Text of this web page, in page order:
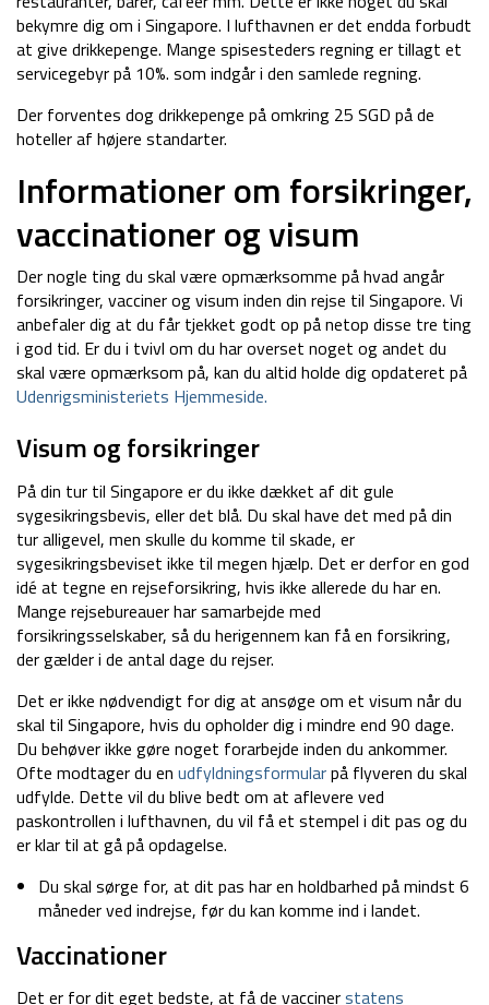
bekymre dig om i Singapore. I lufthavnen er det endda forbudt
at give drikkepenge. Mange spisesteders regning er tillagt et
servicegebyr på 10%. som indgår i den samlede regning.
Der forventes dog drikkepenge på omkring 25 SGD på de
hoteller af højere standarter.
Informationer om forsikringer,
vaccinationer og visum
Der nogle ting du skal være opmærksomme på hvad angår
forsikringer, vacciner og visum inden din rejse til Singapore. Vi
anbefaler dig at du får tjekket godt op på netop disse tre ting
i god tid. Er du i tvivl om du har overset noget og andet du
skal være opmærksom på, kan du altid holde dig opdateret på
Udenrigsministeriets Hjemmeside.
Visum og forsikringer
På din tur til Singapore er du ikke dækket af dit gule
sygesikringsbevis, eller det blå. Du skal have det med på din
tur alligevel, men skulle du komme til skade, er
sygesikringsbeviset ikke til megen hjælp. Det er derfor en god
idé at tegne en rejseforsikring, hvis ikke allerede du har en.
Mange rejsebureauer har samarbejde med
forsikringsselskaber, så du herigennem kan få en forsikring,
der gælder i de antal dage du rejser.
Det er ikke nødvendigt for dig at ansøge om et visum når du
skal til Singapore, hvis du opholder dig i mindre end 90 dage.
Du behøver ikke gøre noget forarbejde inden du ankommer.
Ofte modtager du en udfyldningsformularpå flyveren du skal
udfylde. Dette vil du blive bedt om at aflevere ved
paskontrollen i lufthavnen, du vil få et stempel i dit pas og du
er klar til at gå på opdagelse.
Du skal sørge for, at dit pas har en holdbarhed på mindst 6
måneder ved indrejse, før du kan komme ind i landet.
Vaccinationer
Det er for dit eget bedste, at få de vaccinerstatens